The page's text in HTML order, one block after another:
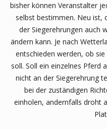
bisher können Veranstalter
selbst bestimmen. Neu ist,
der Siegerehrungen auch
ändern kann. Je nach
entschieden werden, ob
soll. Soll ein einzelnes Pferd
nicht an der Siegerehrung
bei der zuständigen
einholen, andernfalls droht